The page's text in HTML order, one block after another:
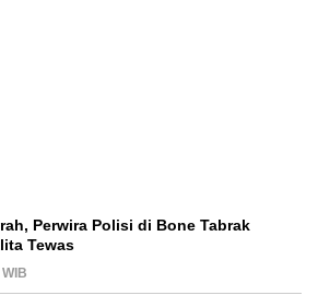
Perwira Polisi di Bone Tabrak
Tewas